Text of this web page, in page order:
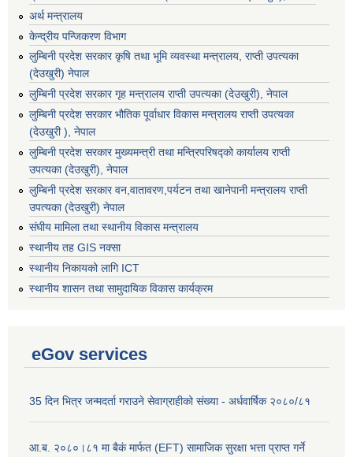
अर्थ मन्त्रालय
केन्द्रीय पन्जिकरण विभाग
लुम्बिनी प्रदेश सरकार कृषि तथा भूमि व्यवस्था मन्त्रालय, राप्ती उपत्यका
(देउखुरी) नेपाल
लुम्बिनी प्रदेश सरकार गृह मन्त्रालय राप्ती उपत्यका (देउखुरी), नेपाल
लुम्बिनी प्रदेश सरकार भौतिक पूर्वाधार विकास मन्त्रालय राप्ती उपत्यका
(देउखुरी ), नेपाल
लुम्बिनी प्रदेश सरकार मुख्यमन्त्री तथा मन्त्रिपरिषद्को कार्यालय राप्ती
उपत्यका (देउखुरी), नेपाल
लुम्बिनी प्रदेश सरकार वन,वातावरण,पर्यटन तथा खानेपानी मन्त्रालय राप्ती
उपत्यका (देउखुरी) नेपाल
संघीय मामिला तथा स्थानीय विकास मन्त्रालय
स्थानीय तह GIS नक्सा
स्थानीय निकायको लागि ICT
स्थानीय शासन तथा सामुदायिक विकास कार्यक्रम
eGov services
35 दिन भित्र जन्मदर्ता गराउने सेवाग्राहीको संख्या - अर्धवार्षिक २०८०/८१
आ.ब. २०८०।८१ मा बैकं मार्फत (EFT) सामाजिक सुरक्षा भत्ता प्राप्त गर्ने